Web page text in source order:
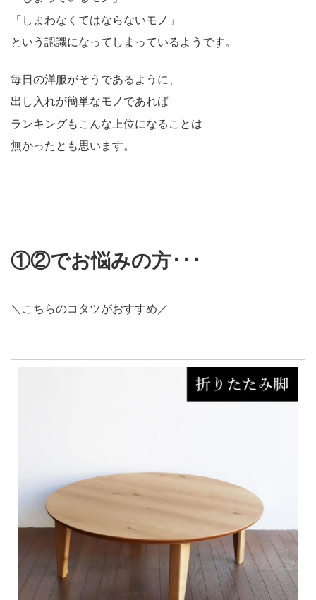
「しまわなくてはならないモノ」
という認識になってしまっているようです。
毎日の洋服がそうであるように、
出し入れが簡単なモノであれば
ランキングもこんな上位になることは
無かったとも思います。
①②でお悩みの方･･･
＼こちらのコタツがおすすめ／